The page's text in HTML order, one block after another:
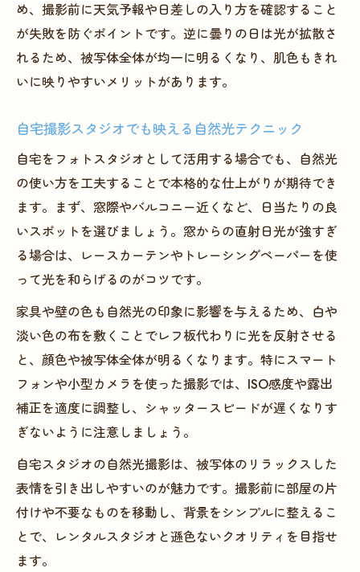
め、撮影前に天気予報や日差しの入り方を確認すること
が失敗を防ぐポイントです。逆に曇りの日は光が拡散さ
れるため、被写体全体が均一に明るくなり、肌色もきれ
いに映りやすいメリットがあります。
自宅撮影スタジオでも映える自然光テクニック
自宅をフォトスタジオとして活用する場合でも、自然光
の使い方を工夫することで本格的な仕上がりが期待でき
ます。まず、窓際やバルコニー近くなど、日当たりの良
いスポットを選びましょう。窓からの直射日光が強すぎ
る場合は、レースカーテンやトレーシングペーパーを使
って光を和らげるのがコツです。
家具や壁の色も自然光の印象に影響を与えるため、白や
淡い色の布を敷くことでレフ板代わりに光を反射させる
と、顔色や被写体全体が明るくなります。特にスマート
フォンや小型カメラを使った撮影では、ISO感度や露出
補正を適度に調整し、シャッタースピードが遅くなりす
ぎないように注意しましょう。
自宅スタジオの自然光撮影は、被写体のリラックスした
表情を引き出しやすいのが魅力です。撮影前に部屋の片
付けや不要なものを移動し、背景をシンプルに整えるこ
とで、レンタルスタジオと遜色ないクオリティを目指せ
ます。